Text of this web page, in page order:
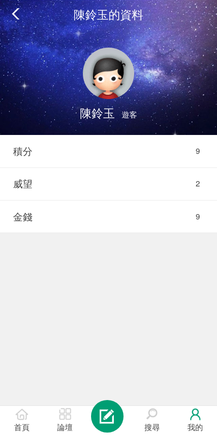
陳鈴玉的資料
陳鈴玉 遊客
9
積分
2
威望
9
金錢
首頁 論壇 搜尋 我的